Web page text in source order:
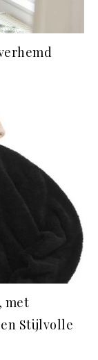
met
Stijlvolle